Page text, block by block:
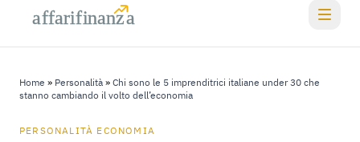
affarifinanza
affarifinanza
Home » Personalità » Chi sono le 5 imprenditrici italiane under 30 che
stanno cambiando il volto dell’economia
PERSONALITÀ ECONOMIA